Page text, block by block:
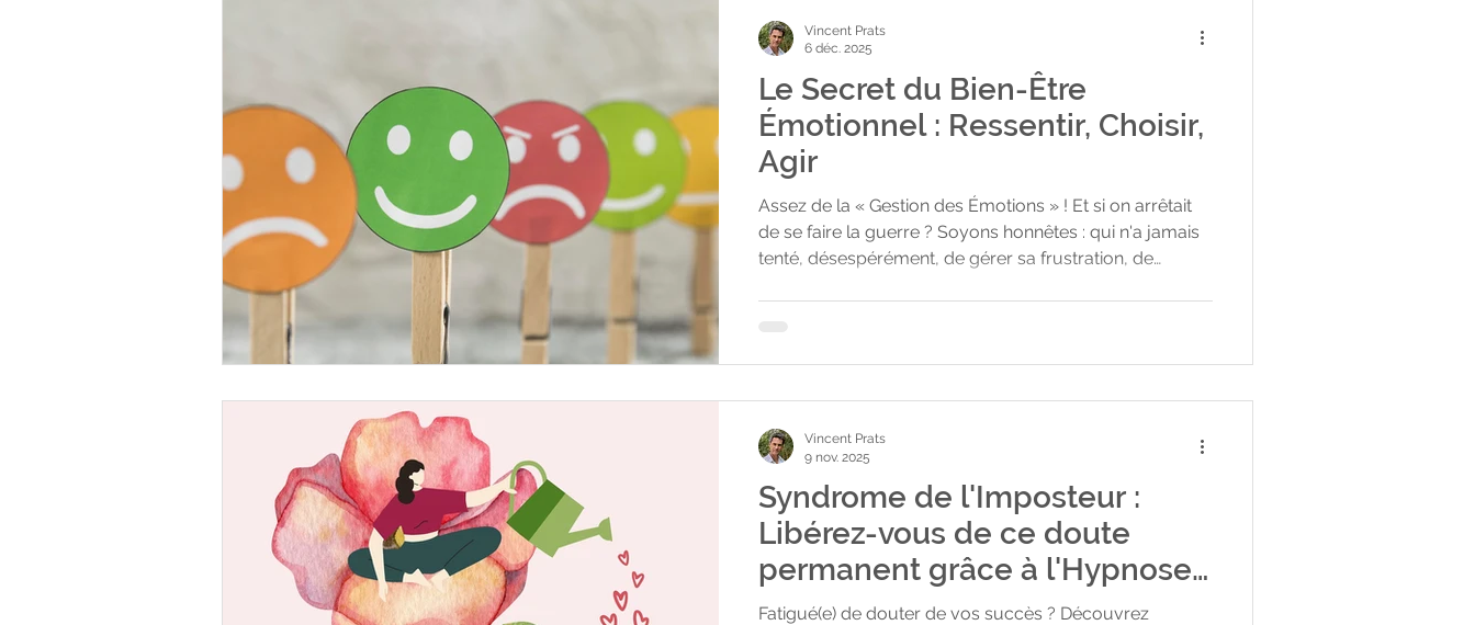
Le Secret du Bien-Être
Émotionnel : Ressentir, Choisir,
Agir
Assez de la « Gestion des Émotions » ! Et si on arrêtait
de se faire la guerre ? Soyons honnêtes : qui n'a jamais
tenté, désespérément, de gérer sa frustration, de
problèmes à "maîtriser". On peut avoir l'impression de
Vincent Prats
6 déc. 2025
Syndrome de l'Imposteur :
Libérez-vous de ce doute
permanent grâce à l'Hypnose
et l'EMDR
Fatigué(e) de douter de vos succès ? Découvrez
Vincent Prats
9 nov. 2025